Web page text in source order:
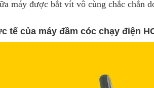
máy được bắt vít vô cùng chắc chắn
tế của máy đầm cóc chạy điện